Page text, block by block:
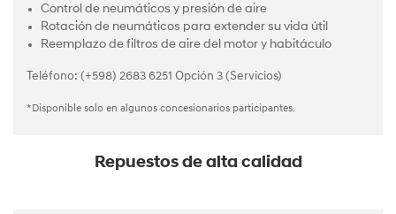
Control de neumáticos y presión de aire
Rotación de neumáticos para extender su vida útil
Reemplazo de filtros de aire del motor y habitáculo
Teléfono: (+598) 2683 6251 Opción 3 (Servicios)
*Disponible solo en algunos concesionarios participantes.
Repuestos de alta calidad